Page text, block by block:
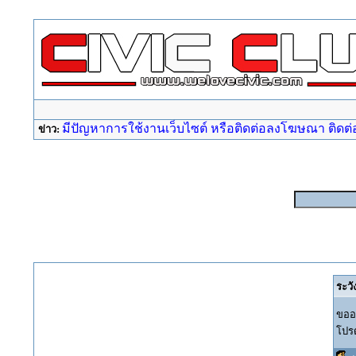
ข่าว: มีปัญหาการใช้งานเว็บไซต์ หรือติดต่อลงโฆษณา ติดต่
ระวั
ขอ
โป